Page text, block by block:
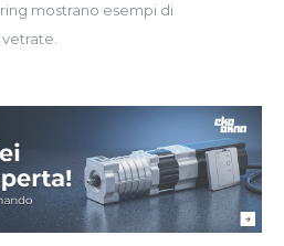
mostrano esempi di